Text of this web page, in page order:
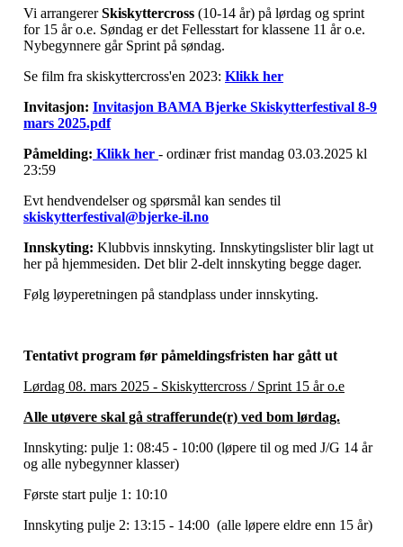
Vi arrangererSkiskyttercross (10-14 år) på lørdag og sprint
for 15 år o.e. Søndag er det Fellesstart for klassene 11 år o.e.
Nybegynnere går Sprint på søndag.
Se film fra skiskyttercross'en 2023: Klikk her
Invitasjon: Invitasjon BAMA Bjerke Skiskytterfestival 8-9
mars 2025.pdf
Påmelding: Klikk her - ordinær frist mandag 03.03.2025 kl
23:59
Evt hendvendelser og spørsmål kan sendes til
skiskytterfestival@bjerke-il.no
Innskyting: Klubbvis innskyting. Innskytingslister blir lagt ut
her på hjemmesiden. Det blir 2-delt innskyting begge dager.
Følg løyperetningen på standplass under innskyting.
Tentativt program før påmeldingsfristen har gått ut
Lørdag 08. mars 2025 - Skiskyttercross / Sprint 15 år o.e
Alle utøvere skal gå strafferunde(r) ved bom lørdag.
Innskyting: pulje 1: 08:45 - 10:00 (løpere til og med J/G 14 år
og alle nybegynner klasser)
Første start pulje 1: 10:10
Innskyting pulje 2: 13:15 - 14:00 (alle løpere eldre enn 15 år)